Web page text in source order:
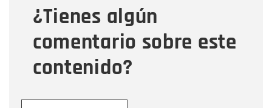
¿Tienes algún
comentario sobre este
contenido?
Mensaje